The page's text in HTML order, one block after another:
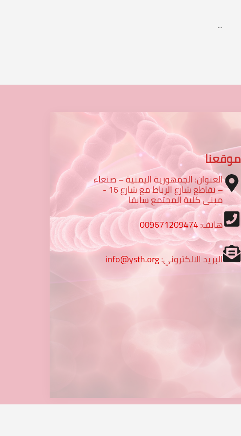
...
موقعنا
العنوان: الجمهورية اليمنية – صنعاء
– تقاطع شارع الرباط مع شارع 16 -
مبنى كلية المجتمع سابقا
هاتف:009671209474
البريد الالكتروني:info@ysth.org